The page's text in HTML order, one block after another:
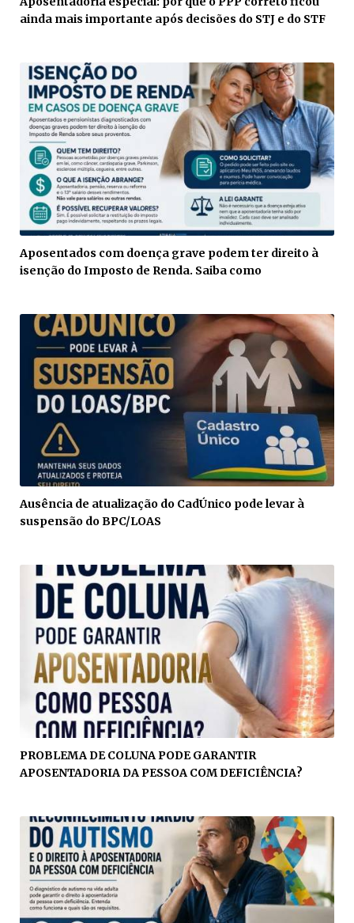
ainda mais importante após decisões do STJ e do STF
Aposentados com doença grave podem ter direito à
isenção do Imposto de Renda. Saiba como
Ausência de atualização do CadÚnico pode levar à
suspensão do BPC/LOAS
PROBLEMA DE COLUNA PODE GARANTIR
APOSENTADORIA DA PESSOA COM DEFICIÊNCIA?